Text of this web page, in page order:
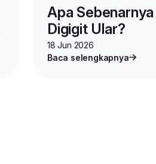
Apa
Digigit Ular?
18 Jun 2026
Baca selengkapnya